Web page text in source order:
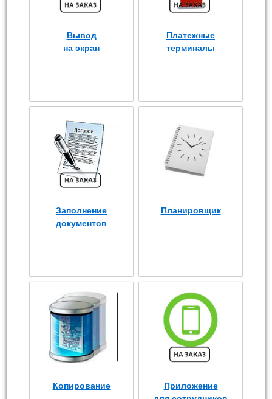
Вывод
на экран
Платежные
терминалы
Заполнение
документов
Планировщик
Копирование
Приложение